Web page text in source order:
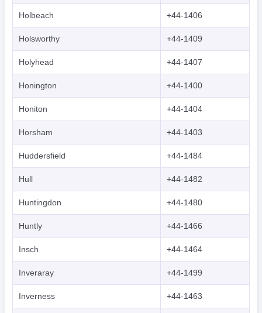
Holbeach +44-1406
Holsworthy +44-1409
Holyhead +44-1407
Honington +44-1400
Honiton +44-1404
Horsham +44-1403
Huddersfield +44-1484
Hull +44-1482
Huntingdon +44-1480
Huntly +44-1466
Insch +44-1464
Inveraray +44-1499
Inverness +44-1463